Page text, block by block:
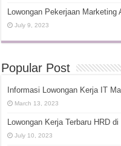
Lowongan Pekerjaan
July 9, 2023
Popular Post
Informasi Lowongan Kerja IT
March 13, 2023
Lowongan Kerja Terbaru HRD
July 10, 2023